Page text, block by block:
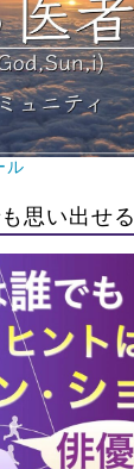
ル
思い出せる